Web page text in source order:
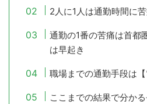
2人に1人は通勤時間に
通勤の1番の苦痛は首都
は早起き
職場までの通勤手段は
ここまでの結果で分か